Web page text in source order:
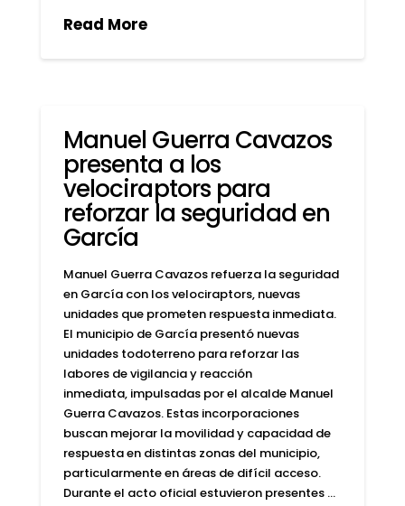
Read More
Manuel Guerra Cavazos
presenta a los
velociraptors para
reforzar la seguridad en
García
Manuel Guerra Cavazos refuerza la seguridad
en García con los velociraptors, nuevas
unidades que prometen respuesta inmediata.
El municipio de García presentó nuevas
unidades todoterreno para reforzar las
labores de vigilancia y reacción
inmediata, impulsadas por el alcalde Manuel
Guerra Cavazos. Estas incorporaciones
buscan mejorar la movilidad y capacidad de
respuesta en distintas zonas del municipio,
particularmente en áreas de difícil acceso.
Durante el acto oficial estuvieron presentes …